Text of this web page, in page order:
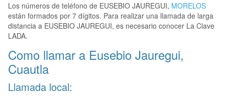
Los números de teléfono de EUSEBIO JAUREGUI, MORELOS
están formados por 7 dígitos. Para realizar una llamada de larga
distancia a EUSEBIO JAUREGUI, es necesario conocer La Clave
LADA.
Como llamar a Eusebio Jauregui,
Cuautla
Llamada local: